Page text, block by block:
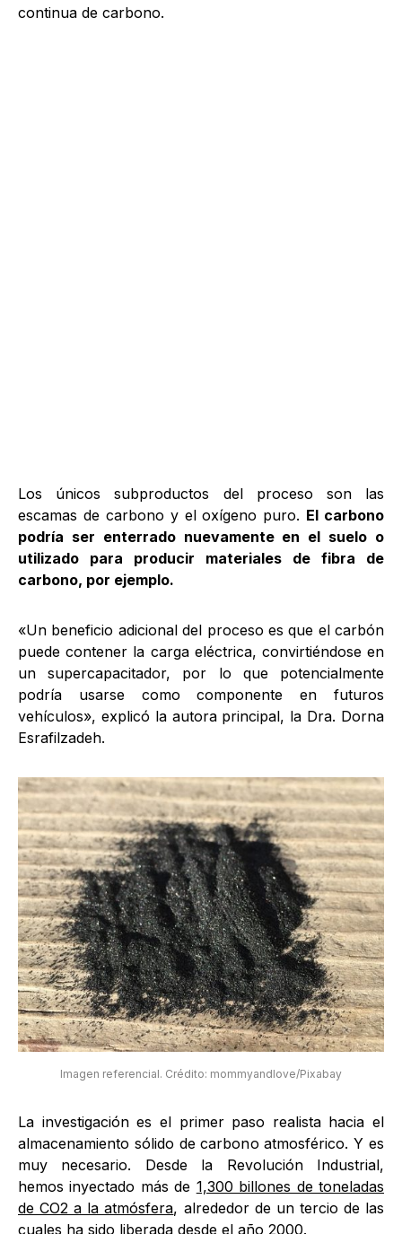
continua de carbono.
Los únicos subproductos del proceso son las
escamas de carbono y el oxígeno puro. El carbono
podría ser enterrado nuevamente en el suelo o
utilizado para producir materiales de fibra de
carbono, por ejemplo.
«Un beneficio adicional del proceso es que el carbón
puede contener la carga eléctrica, convirtiéndose en
un supercapacitador, por lo que potencialmente
podría usarse como componente en futuros
vehículos», explicó la autora principal, la Dra. Dorna
Esrafilzadeh.
Imagen referencial. Crédito: mommyandlove/Pixabay
La investigación es el primer paso realista hacia el
almacenamiento sólido de carbono atmosférico. Y es
muy necesario. Desde la Revolución Industrial,
hemos inyectado más de 1,300 billones de toneladas
de CO2 a la atmósfera, alrededor de un tercio de las
cuales ha sido liberada desde el año 2000.